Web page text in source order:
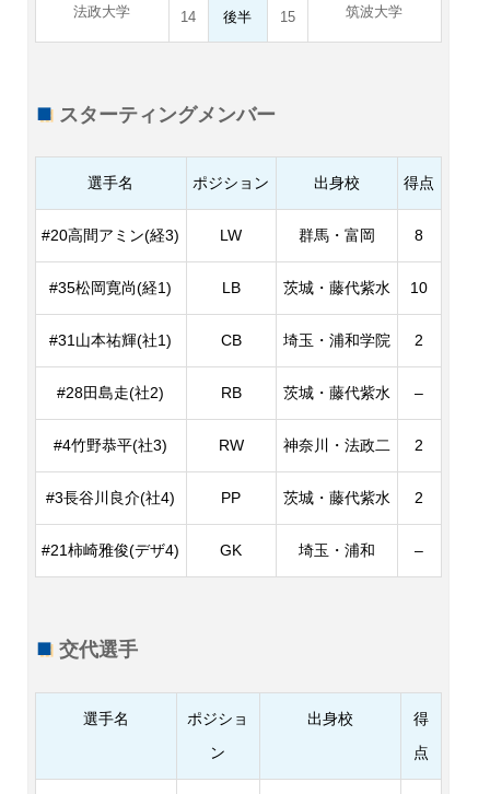
法政大学 筑波大学
14 後半 15
スターティングメンバー
選手名 ポジション 出身校 得点
#20高間アミン(経3) LW 群馬・富岡 8
#35松岡寛尚(経1) LB 茨城・藤代紫水 10
#31山本祐輝(社1) CB 埼玉・浦和学院 2
#28田島走(社2) RB 茨城・藤代紫水 –
#4竹野恭平(社3) RW 神奈川・法政二 2
#3長谷川良介(社4) PP 茨城・藤代紫水 2
#21柿崎雅俊(デザ4) GK 埼玉・浦和 –
交代選手
選手名
ポジショ
ン
出身校
得
点